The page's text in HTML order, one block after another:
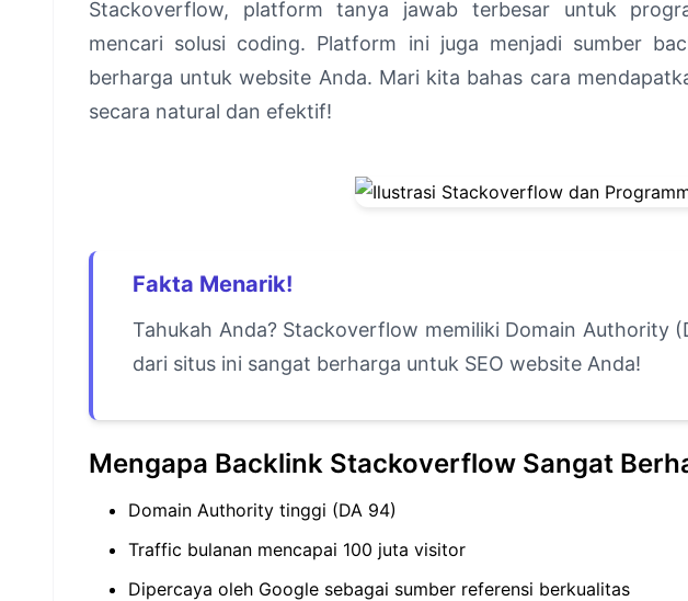
Stackoverflow, platform tanya jawab terbesar untuk
mencari solusi coding. Platform ini juga menjadi sumber
berharga untuk website Anda. Mari kita bahas cara
secara natural dan efektif!
Fakta Menarik!
Tahukah Anda? Stackoverflow memiliki Domain Authority
dari situs ini sangat berharga untuk SEO website Anda!
Mengapa Backlink Stackoverflow Sangat
Domain Authority tinggi (DA 94)
Traffic bulanan mencapai 100 juta visitor
Dipercaya oleh Google sebagai sumber referensi berkualitas